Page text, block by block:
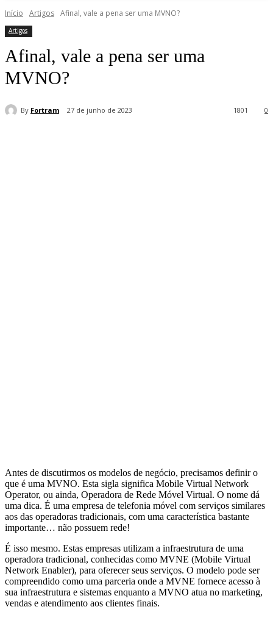
Início Artigos Afinal, vale a pena ser uma MVNO?
Artigos
Afinal, vale a pena ser uma
MVNO?
By Fortram 27 de junho de 2023 0
1801
Antes de discutirmos os modelos de negócio, precisamos definir o
que é uma MVNO. Esta sigla significa Mobile Virtual Network
Operator, ou ainda, Operadora de Rede Móvel Virtual. O nome dá
uma dica. É uma empresa de telefonia móvel com serviços similares
aos das operadoras tradicionais, com uma característica bastante
importante… não possuem rede!
É isso mesmo. Estas empresas utilizam a infraestrutura de uma
operadora tradicional, conhecidas como MVNE (Mobile Virtual
Network Enabler), para oferecer seus serviços. O modelo pode ser
compreendido como uma parceria onde a MVNE fornece acesso à
sua infraestrutura e sistemas enquanto a MVNO atua no marketing,
vendas e atendimento aos clientes finais.